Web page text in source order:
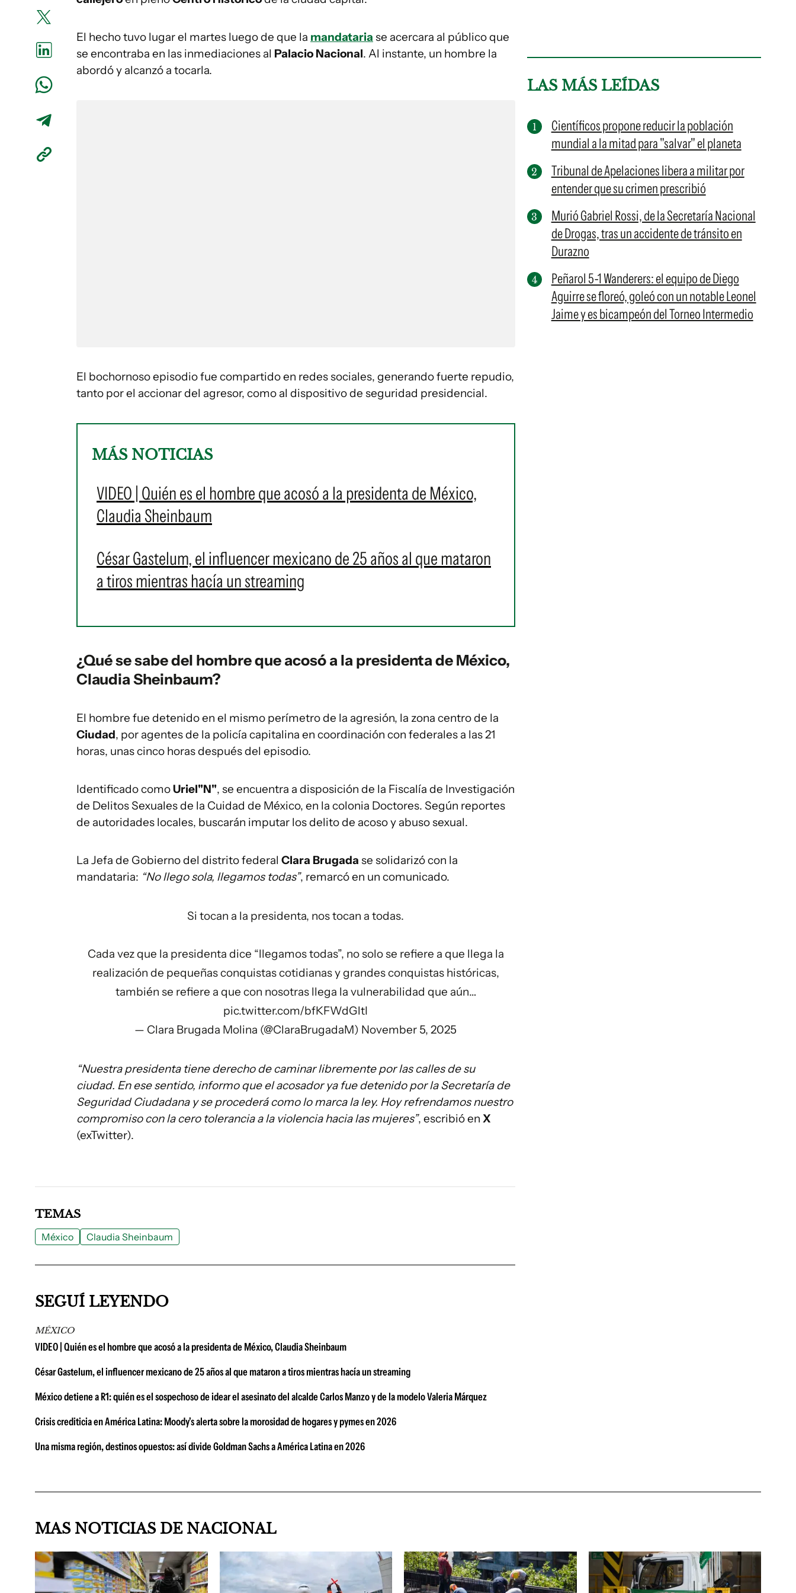
El hecho tuvo lugar el martes luego de que la mandataria se acercara al público que
se encontraba en las inmediaciones al Palacio Nacional. Al instante, un hombre la
abordó y alcanzó a tocarla.
El bochornoso episodio fue compartido en redes sociales, generando fuerte repudio,
tanto por el accionar del agresor, como al dispositivo de seguridad presidencial.
MÁS NOTICIAS
VIDEO | Quién es el hombre que acosó a la presidenta de México,
Claudia Sheinbaum
César Gastelum, el influencer mexicano de 25 años al que mataron
a tiros mientras hacía un streaming
¿Qué se sabe del hombre que acosó a la presidenta de México,
Claudia Sheinbaum?
El hombre fue detenido en el mismo perímetro de la agresión, la zona centro de la
Ciudad, por agentes de la policía capitalina en coordinación con federales a las 21
horas, unas cinco horas después del episodio.
Identificado comoUriel"N", se encuentra a disposición de la Fiscalía de Investigación
de Delitos Sexuales de la Cuidad de México, en la colonia Doctores. Según reportes
de autoridades locales, buscarán imputar los delito de acoso y abuso sexual.
La Jefa de Gobierno del distrito federal Clara Brugada se solidarizó con la
mandataria: “No llego sola, llegamos todas”, remarcó en un comunicado.
Si tocan a la presidenta, nos tocan a todas.
Cada vez que la presidenta dice “llegamos todas”, no solo se refiere a que llega la
realización de pequeñas conquistas cotidianas y grandes conquistas históricas,
también se refiere a que con nosotras llega la vulnerabilidad que aún…
pic.twitter.com/bfKFWdGltI
— Clara Brugada Molina (@ClaraBrugadaM) November 5, 2025
“Nuestra presidenta tiene derecho de caminar libremente por las calles de su
ciudad. En ese sentido, informo que el acosador ya fue detenido por la Secretaría de
Seguridad Ciudadana y se procederá como lo marca la ley. Hoy refrendamos nuestro
compromiso con la cero tolerancia a la violencia hacia las mujeres”, escribió en X
(exTwitter).
LAS MÁS LEÍDAS
Científicos propone reducir la población
mundial a la mitad para "salvar" el planeta
Tribunal de Apelaciones libera a militar por
entender que su crimen prescribió
Murió Gabriel Rossi, de la Secretaría Nacional
de Drogas, tras un accidente de tránsito en
Durazno
Peñarol 5-1 Wanderers: el equipo de Diego
Aguirre se floreó, goleó con un notable Leonel
Jaime y es bicampeón del Torneo Intermedio
TEMAS
México Claudia Sheinbaum
SEGUÍ LEYENDO
MÉXICO
VIDEO | Quién es el hombre que acosó a la presidenta de México, Claudia Sheinbaum
César Gastelum, el influencer mexicano de 25 años al que mataron a tiros mientras hacía un streaming
México detiene a R1: quién es el sospechoso de idear el asesinato del alcalde Carlos Manzo y de la modelo Valeria Márquez
Crisis crediticia en América Latina: Moody's alerta sobre la morosidad de hogares y pymes en 2026
Una misma región, destinos opuestos: así divide Goldman Sachs a América Latina en 2026
MAS NOTICIAS DE NACIONAL